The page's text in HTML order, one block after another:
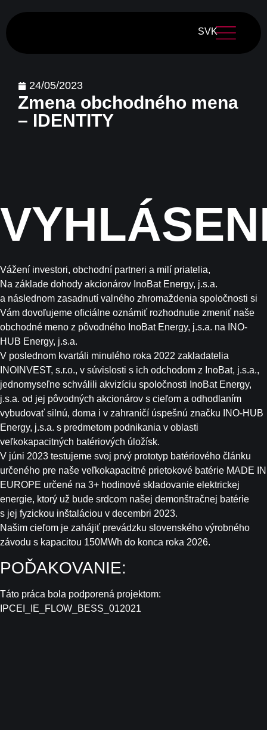
SVK
24/05/2023
Zmena obchodného mena
– IDENTITY
Vážení investori, obchodní partneri a milí priatelia,
Na základe dohody akcionárov InoBat Energy, j.s.a.
a následnom zasadnutí valného zhromaždenia spoločnosti si
Vám dovoľujeme oficiálne oznámiť rozhodnutie zmeniť naše
obchodné meno z pôvodného InoBat Energy, j.s.a. na INO-
HUB Energy, j.s.a.
V poslednom kvartáli minulého roka 2022 zakladatelia
INOINVEST, s.r.o., v súvislosti s ich odchodom z InoBat, j.s.a.,
jednomyseľne schválili akvizíciu spoločnosti InoBat Energy,
j.s.a. od jej pôvodných akcionárov s cieľom a odhodlaním
vybudovať silnú, doma i v zahraničí úspešnú značku INO-HUB
Energy, j.s.a. s predmetom podnikania v oblasti
veľkokapacitných batériových úložísk.
V júni 2023 testujeme svoj prvý prototyp batériového článku
určeného pre naše veľkokapacitné prietokové batérie MADE IN
EUROPE určené na 3+ hodinové skladovanie elektrickej
energie, ktorý už bude srdcom našej demonštračnej batérie
s jej fyzickou inštaláciou v decembri 2023.
Našim cieľom je zahájiť prevádzku slovenského výrobného
závodu s kapacitou 150MWh do konca roka 2026.
POĎAKOVANIE:
Táto práca bola podporená projektom:
IPCEI_IE_FLOW_BESS_012021